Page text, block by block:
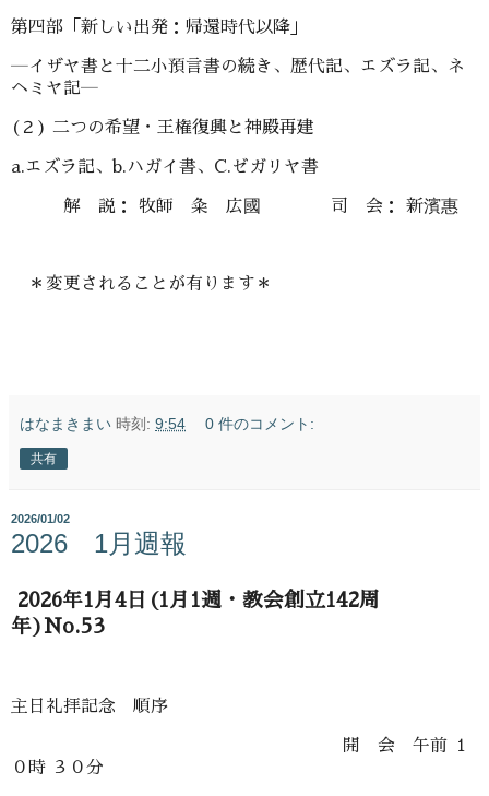
第四部「新しい出発：帰還時代以降」
―イザヤ書と十二小預言書の続き、歴代記、エズラ記、ネ
ヘミヤ記―
(２) 二つの希望・王権復興と神殿再建
a.エズラ記、b.ハガイ書、C.ゼガリヤ書
解 説： 牧師 粂 広國 司 会： 新濱惠
＊変更されることが有ります＊
はなまきまい 時刻: 9:54 0 件のコメント:
共有
2026/01/02
2026 1月週報
2026年1月4日(1月1週・教会創立142周
年)No.53
主日礼拝記念 順序
開 会 午前 １
０時 ３０分